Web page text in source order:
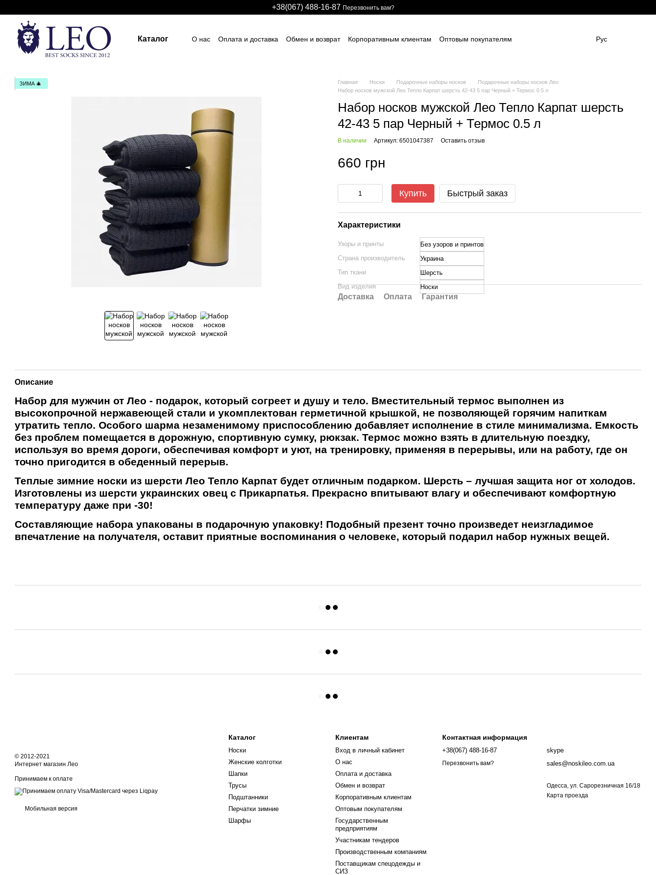
+38(067) 488-16-87 Перезвонить вам?
Каталог О нас Оплата и доставка Обмен и возврат Корпоративным клиентам
Оптовым покупателям
Контактная информация
Рус
ЗИМА 🎄 Главная Носки Подарочные наборы носков
Подарочные наборы носков Лео
Набор носков мужской Лео Тепло Карпат шерсть 42-43 5 пар Черный + Термос 0.5 л
Набор носков мужской Лео Тепло Карпат шерсть
42-43 5 пар Черный + Термос 0.5 л
В наличии Артикул: 6501047387 Оставить отзыв
660 грн
Купить Быстрый заказ
Характеристики
Узоры и принты
Без узоров и принтов
Страна производитель
Украина
Тип ткани
Шерсть
Вид изделия
Носки
Доставка Оплата Гарантия
Описание
Набор для мужчин от Лео - подарок, который согреет и душу и тело. Вместительный термос выполнен из
высокопрочной нержавеющей стали и укомплектован герметичной крышкой, не позволяющей горячим напиткам
утратить тепло. Особого шарма незаменимому приспособлению добавляет исполнение в стиле минимализма. Емкость
без проблем помещается в дорожную, спортивную сумку, рюкзак. Термос можно взять в длительную поездку,
используя во время дороги, обеспечивая комфорт и уют, на тренировку, применяя в перерывы, или на работу, где он
точно пригодится в обеденный перерыв.
Теплые зимние носки из шерсти Лео Тепло Карпат будет отличным подарком. Шерсть – лучшая защита ног от холодов.
Изготовлены из шерсти украинских овец c Прикарпатья. Прекрасно впитывают влагу и обеспечивают комфортную
температуру даже при -30!
Составляющие набора упакованы в подарочную упаковку! Подобный презент точно произведет неизгладимое
впечатление на получателя, оставит приятные воспоминания о человеке, который подарил набор нужных вещей.
© 2012-2021
Интернет магазин Лео
Принимаем к оплате
Мобильная версия
Каталог
Носки
Женские колготки
Шапки
Трусы
Подштанники
Перчатки зимние
Шарфы
Клиентам
Вход в личный кабинет
О нас
Оплата и доставка
Обмен и возврат
Корпоративным клиентам
Оптовым покупателям
Государственным
предприятиям
Участникам тендеров
Производственным компаниям
Поставщикам спецодежды и
СИЗ
Контактная информация
+38(067) 488-16-87
Перезвонить вам?
skype
sales@noskileo.com.ua
Одесса, ул. Сарорезничная 16/18
Карта проезда